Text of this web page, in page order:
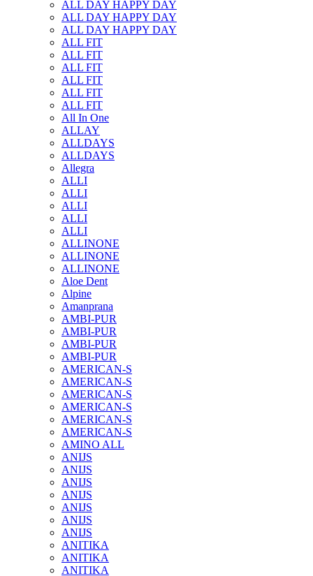
ALL DAY HAPPY DAY
ALL DAY HAPPY DAY
ALL DAY HAPPY DAY
ALL FIT
ALL FIT
ALL FIT
ALL FIT
ALL FIT
ALL FIT
All In One
ALLAY
ALLDAYS
ALLDAYS
Allegra
ALLI
ALLI
ALLI
ALLI
ALLI
ALLINONE
ALLINONE
ALLINONE
Aloe Dent
Alpine
Amanprana
AMBI-PUR
AMBI-PUR
AMBI-PUR
AMBI-PUR
AMERICAN-S
AMERICAN-S
AMERICAN-S
AMERICAN-S
AMERICAN-S
AMERICAN-S
AMINO ALL
ANIJS
ANIJS
ANIJS
ANIJS
ANIJS
ANIJS
ANIJS
ANITIKA
ANITIKA
ANITIKA